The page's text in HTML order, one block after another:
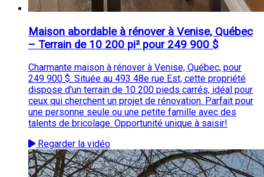
Maison abordable à rénover à Venise, Québec
– Terrain de 10 200 pi² pour 249 900 $
Charmante maison à rénover à Venise, Québec, pour
249 900 $. Située au 493 48e rue Est, cette propriété
dispose d'un terrain de 10 200 pieds carrés, idéal pour
ceux qui cherchent un projet de rénovation. Parfait pour
une personne seule ou une petite famille avec des
talents de bricolage. Opportunité unique à saisir!
Regarder la vidéo